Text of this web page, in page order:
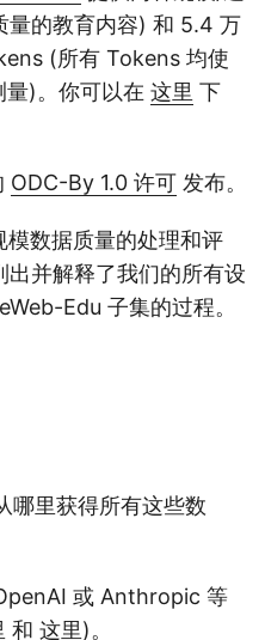
量的教育内容) 和 5.4 万
(所有 Tokens 均使
量)。你可以在 这里 下
ODC-By 1.0 许可 发布。
数据质量的处理和评
并解释了我们的所有设
Edu 子集的过程。
哪里获得所有这些数
或 Anthropic 等
和 这里)。